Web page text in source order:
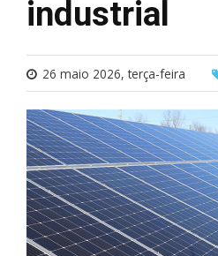
industrial
26 maio 2026, terça-feira